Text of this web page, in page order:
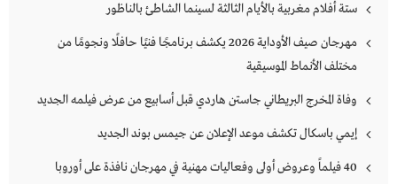
ستة أفلام مغربية بالأيام الثالثة لسينما الشاطئ بالناظور
مهرجان صيف الأوداية 2026 يكشف برنامجًا فنيًا حافلًا ونجومًا من
مختلف الأنماط الموسيقية
وفاة المخرج البريطاني جاستن هاردي قبل أسابيع من عرض فيلمه الجديد
إيمي باسكال تكشف موعد الإعلان عن جيمس بوند الجديد
40 فيلماً وعروض أولى وفعاليات مهنية في مهرجان نافذة على أوروبا